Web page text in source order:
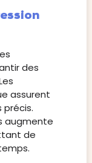
des
assurent
précis.
augmente
de